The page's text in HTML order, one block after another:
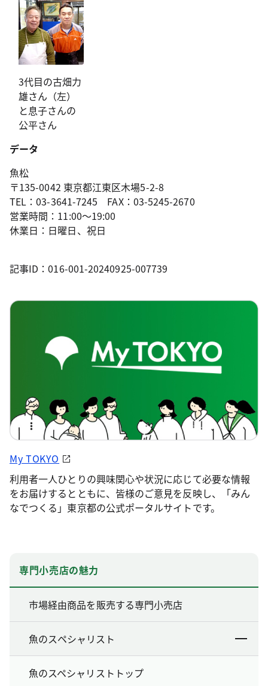
3代目の古畑力
雄さん（左）
と息子さんの
公平さん
データ
魚松
〒135-0042 東京都江東区木場5-2-8
TEL：03-3641-7245 FAX：03-5245-2670
営業時間：11:00～19:00
休業日：日曜日、祝日
記事ID：016-001-20240925-007739
My TOKYO
利用者一人ひとりの興味関心や状況に応じて必要な情報
をお届けするとともに、皆様のご意見を反映し、「みん
なでつくる」東京都の公式ポータルサイトです。
専門小売店の魅力
市場経由商品を販売する専門小売店
魚のスペシャリスト
魚のスペシャリストトップ